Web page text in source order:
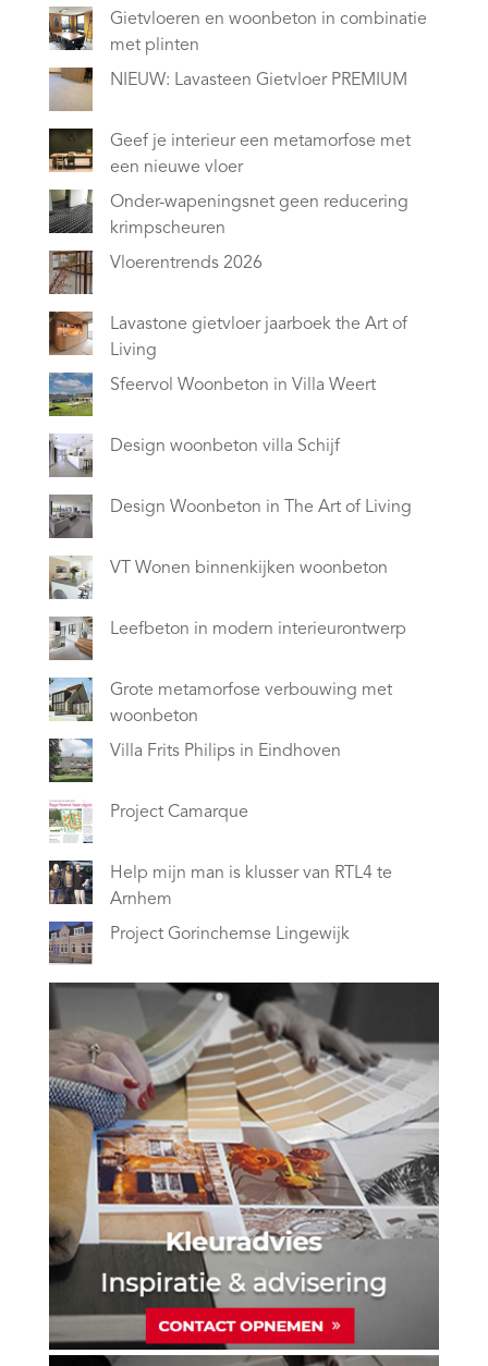
Gietvloeren en woonbeton in combinatie
met plinten
NIEUW: Lavasteen Gietvloer PREMIUM
Geef je interieur een metamorfose met
een nieuwe vloer
Onder-wapeningsnet geen reducering
krimpscheuren
Vloerentrends 2026
Lavastone gietvloer jaarboek the Art of
Living
Sfeervol Woonbeton in Villa Weert
Design woonbeton villa Schijf
Design Woonbeton in The Art of Living
VT Wonen binnenkijken woonbeton
Leefbeton in modern interieurontwerp
Grote metamorfose verbouwing met
woonbeton
Villa Frits Philips in Eindhoven
Project Camarque
Help mijn man is klusser van RTL4 te
Arnhem
Project Gorinchemse Lingewijk